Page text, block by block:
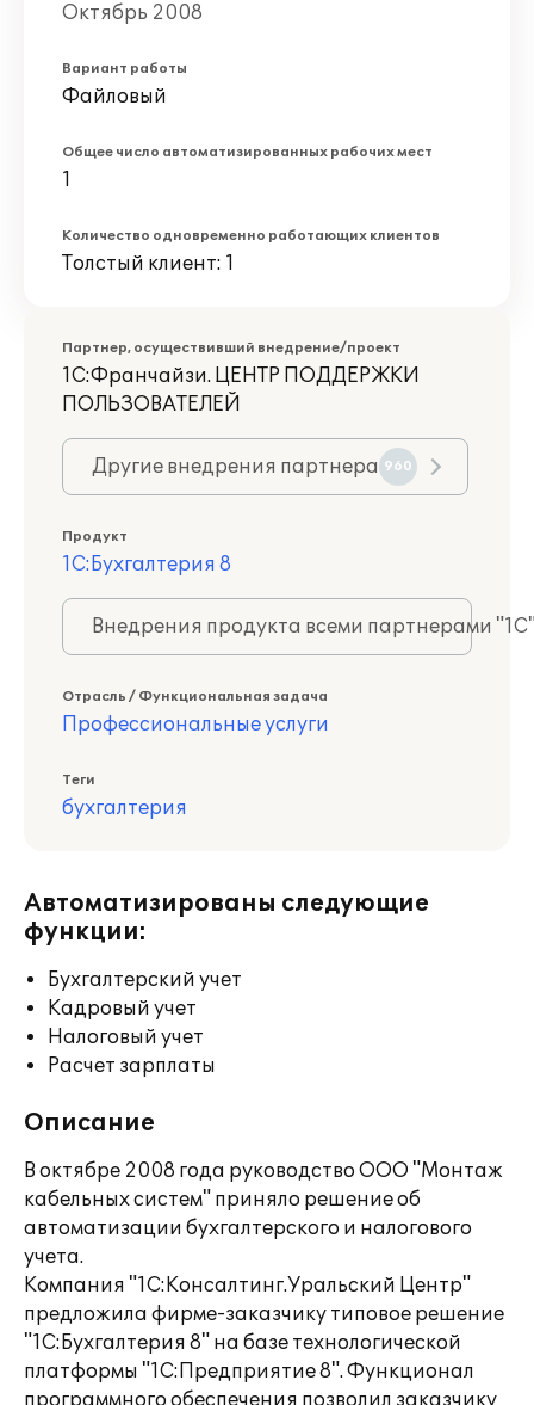
Октябрь 2008
Вариант работы
Файловый
Общее число автоматизированных рабочих мест
1
Количество одновременно работающих клиентов
Толстый клиент: 1
Партнер, осуществивший внедрение/проект
1С:Франчайзи. ЦЕНТР ПОДДЕРЖКИ
ПОЛЬЗОВАТЕЛЕЙ
Другие внедрения партнера 960
Продукт
1С:Бухгалтерия 8
Внедрения продукта всеми партнерами
Отрасль / Функциональная задача
Профессиональные услуги
Теги
бухгалтерия
Автоматизированы следующие
функции:
Бухгалтерский учет
Кадровый учет
Налоговый учет
Расчет зарплаты
Описание
В октябре 2008 года руководство ООО "Монтаж
кабельных систем" приняло решение об
автоматизации бухгалтерского и налогового
учета.
Компания "1С:Консалтинг.Уральский Центр"
предложила фирме-заказчику типовое решение
"1С:Бухгалтерия 8" на базе технологической
платформы "1С:Предприятие 8". Функционал
программного обеспечения позволил заказчику